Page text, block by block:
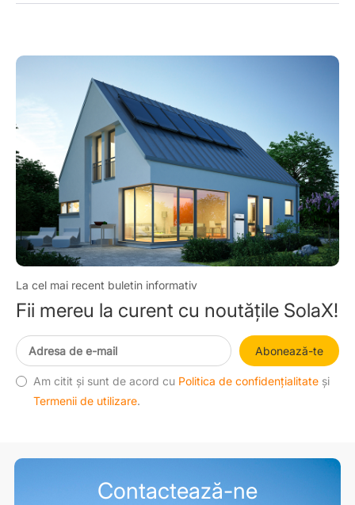
La cel mai recent buletin informativ
Fii mereu la curent cu noutățile SolaX!
Abonează-te
Am citit și sunt de acord cu Politica de confidențialitate și
Termenii de utilizare.
Contactează-ne